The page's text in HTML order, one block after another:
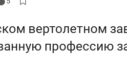
вертолетном
профессию